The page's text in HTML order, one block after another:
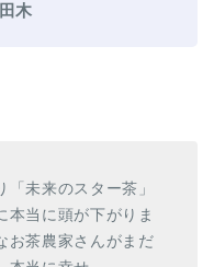
木
未来のスター茶」
本当に頭が下がりま
お茶農家さんがまだ